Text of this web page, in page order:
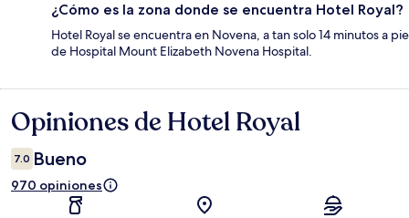
¿Cómo es la zona donde se encuentra Hotel Royal?
Hotel Royal se encuentra en Novena, a tan solo 14 minutos a pie
de Hospital Mount Elizabeth Novena Hospital.
Opiniones
Opiniones de Hotel Royal
7.0 Bueno
970 opiniones